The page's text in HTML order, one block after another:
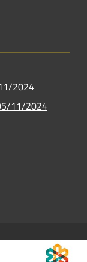
2024
11/2024